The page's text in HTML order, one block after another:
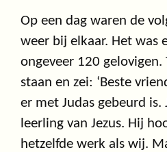
Op een dag waren de
weer bij elkaar. Het was
ongeveer 120 gelovigen.
staan en zei: ‘Beste
er met Judas gebeurd is.
leerling van Jezus. Hij
hetzelfde werk als wij.